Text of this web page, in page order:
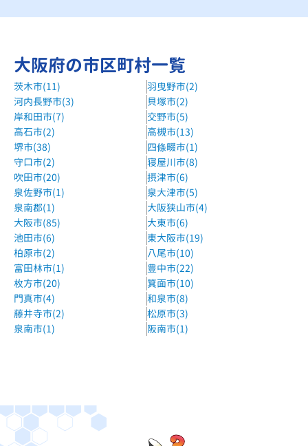
京阪本線 樟葉駅 改札口より徒歩5分
JR片町線（学研都市線）長尾駅徒歩4分
自立学習RED牧野教室
京阪線 牧野駅 徒歩10分
森塾枚方市駅前校
京阪本線、京阪交野線 枚方市駅 徒歩1分
KEC個別指導メビウス枚方本校
枚方市駅 徒歩2分
京進の個別指導スクール・ワン東香里教室
京阪バス「香里旭ヶ丘」より徒歩1分
個個塾ひらかた御殿山教室
スーパーライフ御殿山店からスグ
個個塾ひらかた中宮教室
関西外大中宮キャンパスからスグ
京阪本線 枚方公園駅 徒歩2分
個別指導学院ヒーローズくずは校
大阪府の市区町村一覧
茨木市(11)
羽曳野市(2)
河内長野市(3)
貝塚市(2)
岸和田市(7)
交野市(5)
高石市(2)
高槻市(13)
堺市(38)
四條畷市(1)
守口市(2)
寝屋川市(8)
吹田市(20)
摂津市(6)
泉佐野市(1)
泉大津市(5)
泉南郡(1)
大阪狭山市(4)
大阪市(85)
大東市(6)
池田市(6)
東大阪市(19)
柏原市(2)
八尾市(10)
富田林市(1)
豊中市(22)
枚方市(20)
箕面市(10)
門真市(4)
和泉市(8)
藤井寺市(2)
松原市(3)
泉南市(1)
阪南市(1)